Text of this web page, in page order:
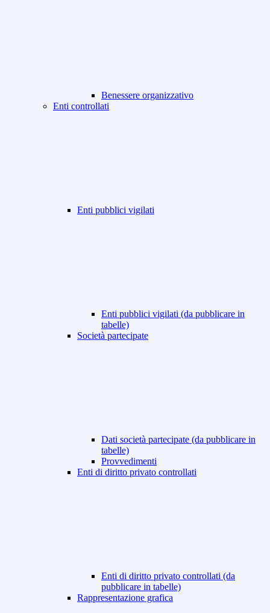
Benessere organizzativo
Enti controllati
Enti pubblici vigilati
Enti pubblici vigilati (da pubblicare in
tabelle)
Società partecipate
Dati società partecipate (da pubblicare in
tabelle)
Provvedimenti
Enti di diritto privato controllati
Enti di diritto privato controllati (da
pubblicare in tabelle)
Rappresentazione grafica